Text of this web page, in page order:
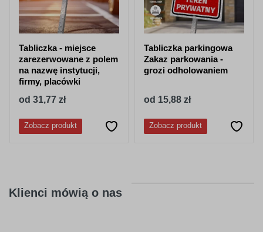
Tabliczka - miejsce
zarezerwowane z polem
na nazwę instytucji,
firmy, placówki
od 31,77 zł
Zobacz produkt
Tabliczka parkingowa
Zakaz parkowania -
grozi odholowaniem
od 15,88 zł
Zobacz produkt
Klienci mówią o nas